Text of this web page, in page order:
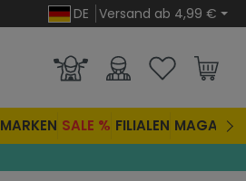
DE Versand ab 4,99 €
MARKEN SALE % FILIALEN MAGAZIN